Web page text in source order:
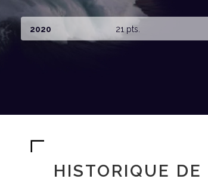
2020 21 pts.
HISTORIQUE